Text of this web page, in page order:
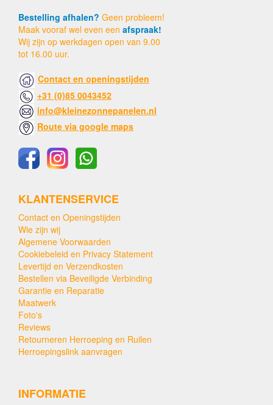
Bestelling afhalen? Geen probleem!
Maak vooraf wel even een afspraak!
Wij zijn op werkdagen open van 9.00
tot 16.00 uur.
Contact en openingstijden
+31 (0)85 0043452
info@kleinezonnepanelen.nl
Route via google maps
KLANTENSERVICE
Contact en Openingstijden
Wie zijn wij
Algemene Voorwaarden
Cookiebeleid en Privacy Statement
Levertijd en Verzendkosten
Bestellen via Beveiligde Verbinding
Garantie en Reparatie
Maatwerk
Foto's
Reviews
Retourneren Herroeping en Ruilen
Herroepingslink aanvragen
INFORMATIE